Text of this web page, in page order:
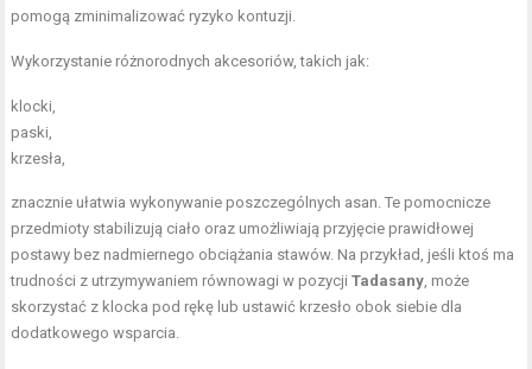
pomogą zminimalizować ryzyko kontuzji.
Wykorzystanie różnorodnych akcesoriów, takich jak:
klocki,
paski,
krzesła,
znacznie ułatwia wykonywanie poszczególnych asan. Te pomocnicze
przedmioty stabilizują ciało oraz umożliwiają przyjęcie prawidłowej
postawy bez nadmiernego obciążania stawów. Na przykład, jeśli ktoś ma
trudności z utrzymywaniem równowagi w pozycjiTadasany , może
skorzystać z klocka pod rękę lub ustawić krzesło obok siebie dla
dodatkowego wsparcia.